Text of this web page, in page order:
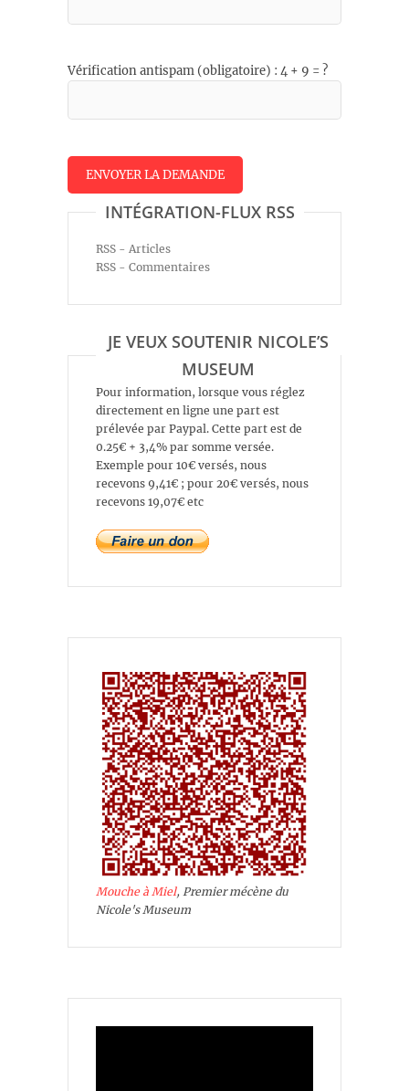
Vérification antispam (obligatoire) : 4 + 9 = ?
INTÉGRATION-FLUX RSS
RSS - Articles
RSS - Commentaires
JE VEUX SOUTENIR NICOLE’S
MUSEUM
Pour information, lorsque vous réglez
directement en ligne une part est
prélevée par Paypal. Cette part est de
0.25€ + 3,4% par somme versée.
Exemple pour 10€ versés, nous
recevons 9,41€ ; pour 20€ versés, nous
recevons 19,07€ etc
Mouche à Miel, Premier mécène du
Nicole's Museum